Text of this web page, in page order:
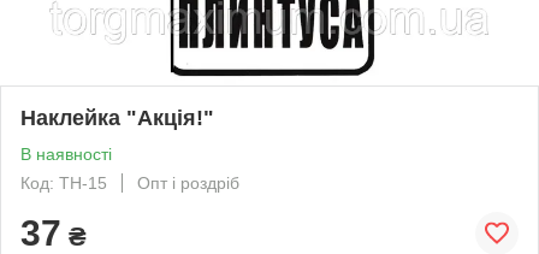
Наклейка "Акція!"
В наявності
Код: ТН-15
Опт і роздріб
37 ₴